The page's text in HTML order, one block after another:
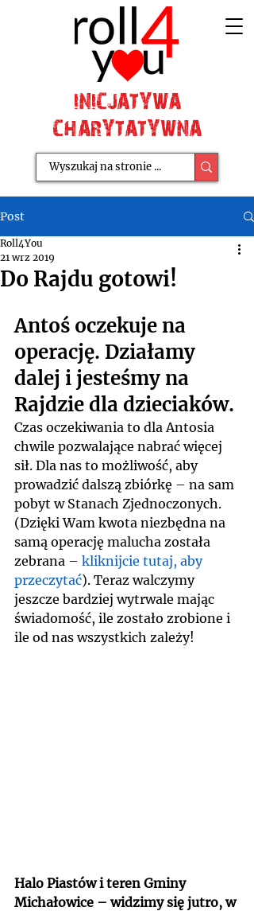
INICJATYWA
CHARYTATYWNA
Post
Do Rajdu gotowi!
Roll4You
21 wrz 2019
Antoś oczekuje na
operację. Działamy
dalej i jesteśmy na
Rajdzie dla dzieciaków.
Czas oczekiwania to dla Antosia
chwile pozwalające nabrać więcej
sił. Dla nas to możliwość, aby
prowadzić dalszą zbiórkę – na sam
pobyt w Stanach Zjednoczonych.
(Dzięki Wam kwota niezbędna na
samą operację malucha została
zebrana – kliknijcie tutaj, aby
przeczytać). Teraz walczymy
jeszcze bardziej wytrwale mając
świadomość, ile zostało zrobione i
ile od nas wszystkich zależy!
Halo Piastów i teren Gminy
Michałowice – widzimy się jutro, w